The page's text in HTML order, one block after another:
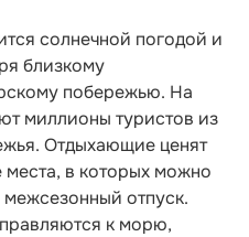
солнечной погодой и
близкому
побережью. На
миллионы туристов из
Отдыхающие ценят
в которых можно
межсезонный отпуск.
к морю,